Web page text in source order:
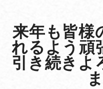
来年も皆様
れるよう頑
引き続きよ